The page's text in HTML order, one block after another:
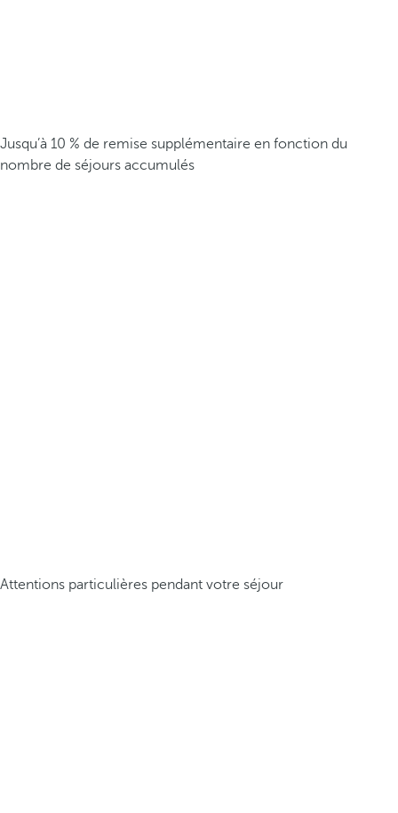
Jusqu’à 10 % de remise supplémentaire en fonction du
nombre de séjours accumulés
Attentions particulières pendant votre séjour